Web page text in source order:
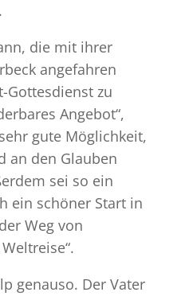
die mit ihrer
angefahren
Gottesdienst zu
Angebot“,
gute Möglichkeit,
an den Glauben
sei so ein
ein schöner Start in
Weg von
genauso. Der Vater